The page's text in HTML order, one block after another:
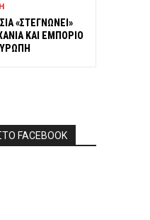
«ΣΤΕΓΝΩΝΕΙ»
ΚΑΙ ΕΜΠΟΡΙΟ
FACEBOOK